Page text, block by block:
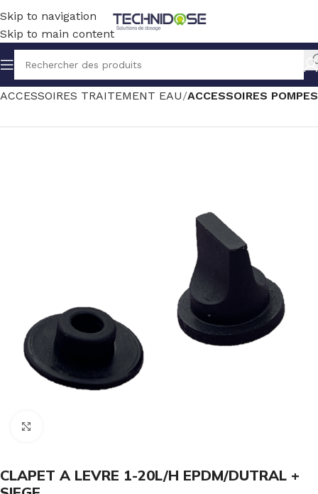
Skip to navigation
Skip to main content
Accueil TRAITEMENT EAU
ACCESSOIRES TRAITEMENT EAU ACCESSOIRES POMPES
CLAPET A LEVRE 1-20L/H EPDM/DUTRAL +